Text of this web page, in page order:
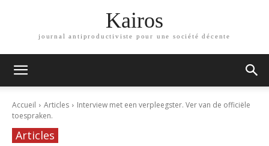
Kairos
journal antiproductiviste pour une société décente
Accueil Articles
Interview met een verpleegster. Ver van de officiële
toespraken.
Articles